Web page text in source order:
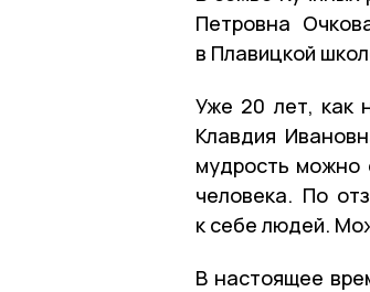
Петровна
в Плавицкой
Уже 20 лет, как
Клавдия
мудрость можно
человека. По
к себе людей.
В настоящее